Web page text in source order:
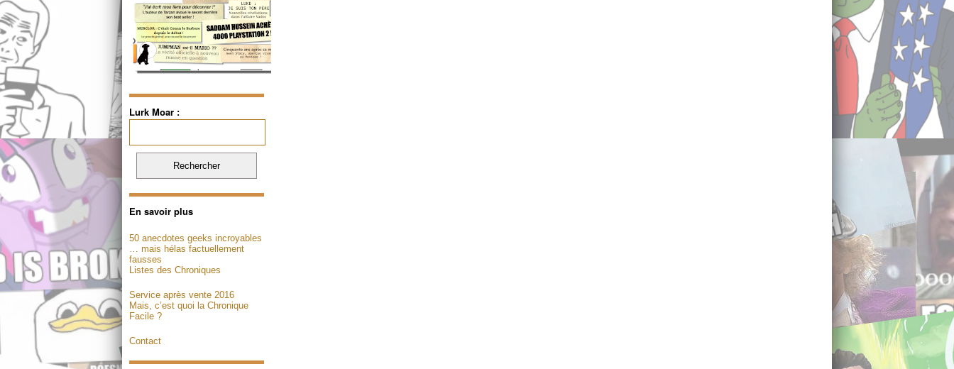
Lurk Moar :
En savoir plus
50 anecdotes geeks incroyables
… mais hélas factuellement
fausses
Listes des Chroniques
Service après vente 2016
Mais, c’est quoi la Chronique
Facile ?
Contact